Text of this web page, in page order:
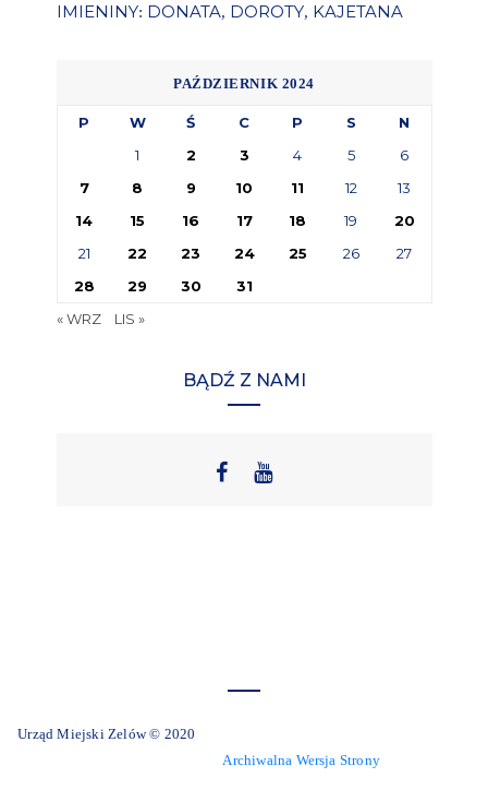
IMIENINY: DONATA, DOROTY, KAJETANA
PAŹDZIERNIK 2024
P W Ś C P S
N
1
2 3 4 5
6
7
8 9 10 11 12
13
14
15 16 17 18 19
20
21
22 23 24 25 26
27
28
29 30
31
« WRZ
LIS »
BĄDŹ Z NAMI
Urząd Miejski Zelów © 2020
Archiwalna Wersja Strony